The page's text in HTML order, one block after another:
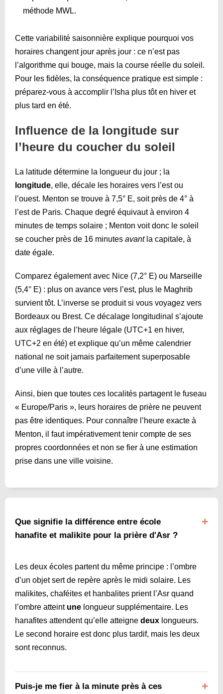
méthode MWL.
Cette variabilité saisonnière explique pourquoi vos
horaires changent jour après jour : ce n’est pas
l’algorithme qui bouge, mais la course réelle du soleil.
Pour les fidèles, la conséquence pratique est simple :
préparez-vous à accomplir l’Isha plus tôt en hiver et
plus tard en été.
Influence de la longitude sur
l’heure du coucher du soleil
La latitude détermine la longueur du jour ; la
longitude, elle, décale les horaires vers l’est ou
l’ouest. Menton se trouve à 7,5° E, soit près de 4° à
l’est de Paris. Chaque degré équivaut à environ 4
minutes de temps solaire ; Menton voit donc le soleil
se coucher près de 16 minutes avantla capitale, à
date égale.
Comparez également avec Nice (7,2° E) ou Marseille
(5,4° E) : plus on avance vers l’est, plus le Maghrib
survient tôt. L’inverse se produit si vous voyagez vers
Bordeaux ou Brest. Ce décalage longitudinal s’ajoute
aux réglages de l’heure légale (UTC+1 en hiver,
UTC+2 en été) et explique qu’un même calendrier
national ne soit jamais parfaitement superposable
d’une ville à l’autre.
Ainsi, bien que toutes ces localités partagent le fuseau
« Europe/Paris », leurs horaires de prière ne peuvent
pas être identiques. Pour connaître l’heure exacte à
Menton, il faut impérativement tenir compte de ses
propres coordonnées et non se fier à une estimation
prise dans une ville voisine.
Que signifie la différence entre école
hanafite et malikite pour la prière d'Asr ?
Les deux écoles partent du même principe : l’ombre
d’un objet sert de repère après le midi solaire. Les
malikites, chaféites et hanbalites prient l’Asr quand
l’ombre atteint une longueur supplémentaire. Les
hanafites attendent qu’elle atteigne deux longueurs.
Le second horaire est donc plus tardif, mais les deux
sont reconnus.
Puis-je me fier à la minute près à ces